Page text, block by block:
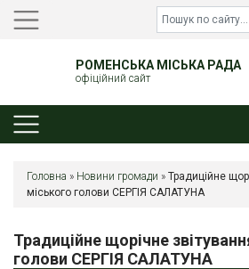
РОМЕНСЬКА МІСЬКА РАДА
офіційний сайт
Головна » Новини громади » Традиційне
міського голови СЕРГІЯ САЛАТУНА
Традиційне щорічне
голови СЕРГІЯ САЛАТУНА